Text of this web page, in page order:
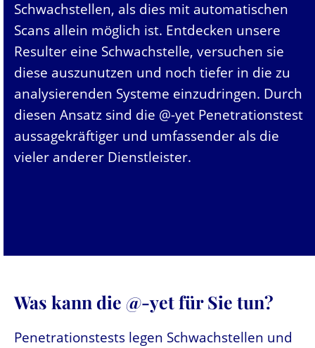
Schwachstellen, als dies mit automatischen
Scans allein möglich ist. Entdecken unsere
Resulter eine Schwachstelle, versuchen sie
diese auszunutzen und noch tiefer in die zu
analysierenden Systeme einzudringen. Durch
diesen Ansatz sind die @-yet Penetrationstest
aussagekräftiger und umfassender als die
vieler anderer Dienstleister.
Was kann die @-yet für Sie tun?
Penetrationstests legen Schwachstellen und